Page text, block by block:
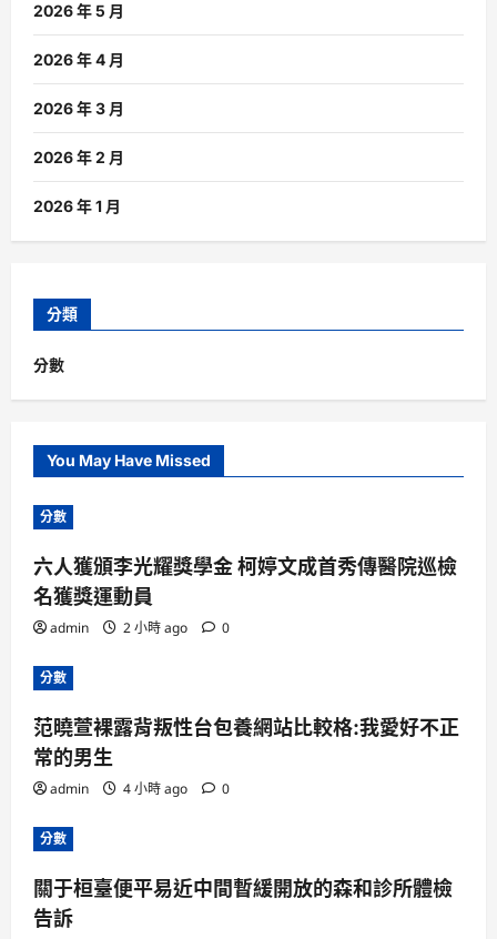
2026 年 5 月
2026 年 4 月
2026 年 3 月
2026 年 2 月
2026 年 1 月
分類
分數
You May Have Missed
分數
六人獲頒李光耀獎學金 柯婷文成首秀傳醫院巡檢
名獲獎運動員
admin 2 小時 ago 0
分數
范曉萱裸露背叛性台包養網站比較格:我愛好不正
常的男生
admin 4 小時 ago 0
分數
關于桓臺便平易近中間暫緩開放的森和診所體檢
告訴